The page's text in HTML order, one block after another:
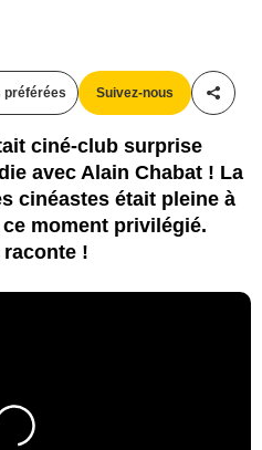
préférées Suivez-nous
ciné-club surprise
avec Alain Chabat ! La
cinéastes était pleine à
moment privilégié.
!